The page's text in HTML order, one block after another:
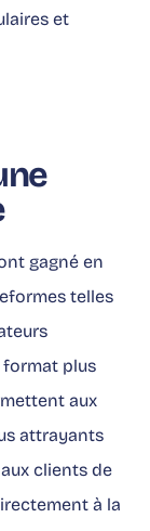
et
gagné en
telles
plus
aux
attrayants
clients de
à la